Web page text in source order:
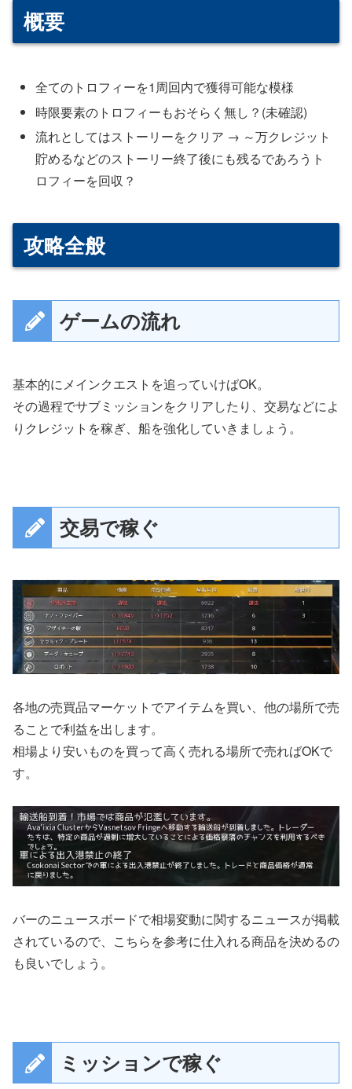
概要
全てのトロフィーを1周回内で獲得可能な模様
時限要素のトロフィーもおそらく無し？(未確認)
流れとしてはストーリーをクリア → ～万クレジット
貯めるなどのストーリー終了後にも残るであろうト
ロフィーを回収？
攻略全般
ゲームの流れ
基本的にメインクエストを追っていけばOK。
その過程でサブミッションをクリアしたり、交易などによ
りクレジットを稼ぎ、船を強化していきましょう。
交易で稼ぐ
各地の売買品マーケットでアイテムを買い、他の場所で売
ることで利益を出します。
相場より安いものを買って高く売れる場所で売ればOKで
す。
バーのニュースボードで相場変動に関するニュースが掲載
されているので、こちらを参考に仕入れる商品を決めるの
も良いでしょう。
ミッションで稼ぐ